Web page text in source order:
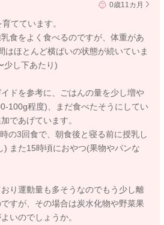
0歳11カ月
てています。
食をよく食べるのですが、体重があ
はほとんど横ばいの状態が続いていま
少し下あたり)
ドを参考に、ごはんの量を少し増や
100g程度)、まだ食べたそうにしてい
であげています。
の3回食で、朝食後と寝る前に授乳し
) また15時頃におやつ(果物やパンな
り運動量も多そうなのでもう少し離
すが、その場合は炭水化物や野菜果
いのでしょうか。